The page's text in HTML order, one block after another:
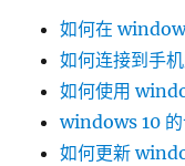
如何在
如何连接到手
如何使用
windows 10 的
如何更新